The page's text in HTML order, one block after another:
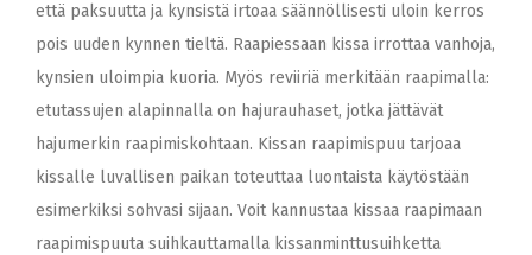
että paksuutta ja kynsistä irtoaa säännöllisesti uloin kerros
pois uuden kynnen tieltä. Raapiessaan kissa irrottaa vanhoja,
kynsien uloimpia kuoria. Myös reviiriä merkitään raapimalla:
etutassujen alapinnalla on hajurauhaset, jotka jättävät
hajumerkin raapimiskohtaan. Kissan raapimispuu tarjoaa
kissalle luvallisen paikan toteuttaa luontaista käytöstään
esimerkiksi sohvasi sijaan. Voit kannustaa kissaa raapimaan
raapimispuuta suihkauttamalla kissanminttusuihketta